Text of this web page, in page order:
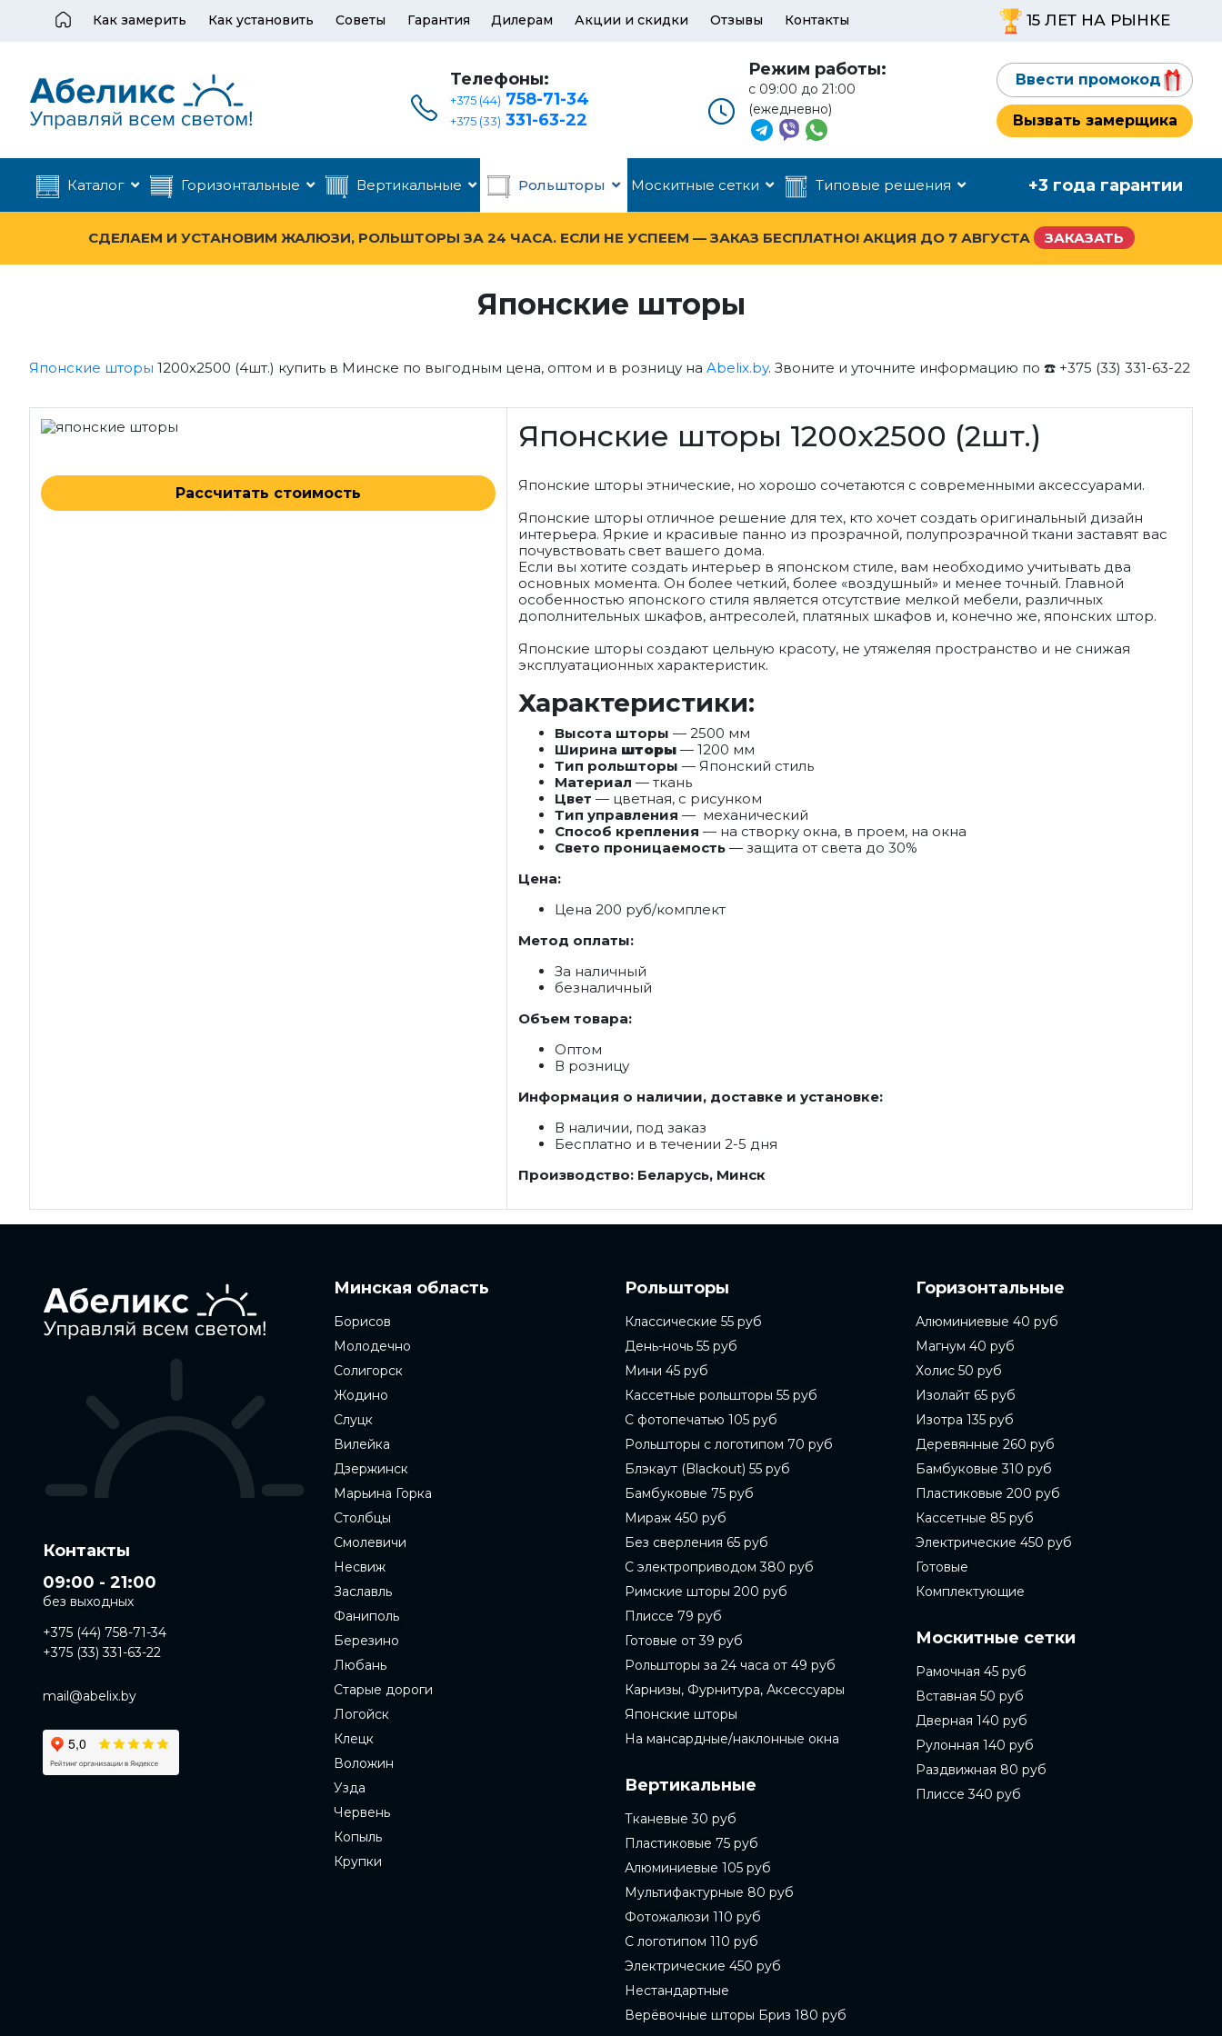
Как замерить Как установить Советы Гарантия Дилерам Акции и скидки Отзывы Контакты 15 ЛЕТ НА РЫНКЕ
Телефоны:
+375 (44) 758-71-34
+375 (33) 331-63-22
Режим работы:
с 09:00 до 21:00
(ежедневно)
Ввести промокод
Вызвать замерщика
Каталог Горизонтальные Вертикальные Рольшторы Москитные сетки Типовые решения +3 года гарантии
СДЕЛАЕМ И УСТАНОВИМ ЖАЛЮЗИ, РОЛЬШТОРЫ ЗА 24 ЧАСА. ЕСЛИ НЕ УСПЕЕМ — ЗАКАЗ БЕСПЛАТНО! АКЦИЯ ДО 7 АВГУСТА ЗАКАЗАТЬ
Японские шторы
Японские шторы 1200x2500 (4шт.) купить в Минске по выгодным цена, оптом и в розницу на Abelix.by. Звоните и уточните информацию по ☎️ +375 (33) 331-63-22
Рассчитать стоимость
Японские шторы 1200x2500 (2шт.)
Японские шторы этнические, но хорошо сочетаются с современными аксессуарами.
Японские шторы отличное решение для тех, кто хочет создать оригинальный дизайн
интерьера. Яркие и красивые панно из прозрачной, полупрозрачной ткани заставят вас
почувствовать свет вашего дома.
Если вы хотите создать интерьер в японском стиле, вам необходимо учитывать два
основных момента. Он более четкий, более «воздушный» и менее точный. Главной
особенностью японского стиля является отсутствие мелкой мебели, различных
дополнительных шкафов, антресолей, платяных шкафов и, конечно же, японских штор.
Японские шторы создают цельную красоту, не утяжеляя пространство и не снижая
эксплуатационных характеристик.
Характеристики:
Высота шторы — 2500 мм
Ширина шторы — 1200 мм
Тип рольшторы — Японский стиль
Материал — ткань
Цвет — цветная, с рисунком
Тип управления — механический
Способ крепления — на створку окна, в проем, на окна
Свето проницаемость — защита от света до 30%
Цена:
Цена 200 руб/комплект
Метод оплаты:
За наличный
безналичный
Объем товара:
Оптом
В розницу
Информация о наличии, доставке и установке:
В наличии, под заказ
Бесплатно и в течении 2-5 дня
Производство: Беларусь, Минск
Контакты
09:00 - 21:00
без выходных
+375 (44) 758-71-34
+375 (33) 331-63-22
mail@abelix.by
Минская область
Борисов
Молодечно
Солигорск
Жодино
Слуцк
Вилейка
Дзержинск
Марьина Горка
Столбцы
Смолевичи
Несвиж
Заславль
Фаниполь
Березино
Любань
Старые дороги
Логойск
Клецк
Воложин
Узда
Червень
Копыль
Крупки
Рольшторы
Классические 55 руб
День-ночь 55 руб
Мини 45 руб
Кассетные рольшторы 55 руб
С фотопечатью 105 руб
Рольшторы с логотипом 70 руб
Блэкаут (Blackout) 55 руб
Бамбуковые 75 руб
Мираж 450 руб
Без сверления 65 руб
С электроприводом 380 руб
Римские шторы 200 руб
Плиссе 79 руб
Готовые от 39 руб
Рольшторы за 24 часа от 49 руб
Карнизы, Фурнитура, Аксессуары
Японские шторы
На мансардные/наклонные окна
Вертикальные
Тканевые 30 руб
Пластиковые 75 руб
Алюминиевые 105 руб
Мультифактурные 80 руб
Фотожалюзи 110 руб
С логотипом 110 руб
Электрические 450 руб
Нестандартные
Верёвочные шторы Бриз 180 руб
Горизонтальные
Алюминиевые 40 руб
Магнум 40 руб
Холис 50 руб
Изолайт 65 руб
Изотра 135 руб
Деревянные 260 руб
Бамбуковые 310 руб
Пластиковые 200 руб
Кассетные 85 руб
Электрические 450 руб
Готовые
Комплектующие
Москитные сетки
Рамочная 45 руб
Вставная 50 руб
Дверная 140 руб
Рулонная 140 руб
Раздвижная 80 руб
Плиссе 340 руб